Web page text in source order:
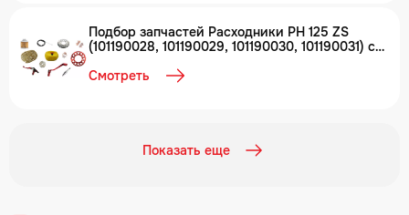
Подбор запчастей Расходники PH 125 ZS
(101190028, 101190029, 101190030, 101190031) с
Смотреть
Показать еще